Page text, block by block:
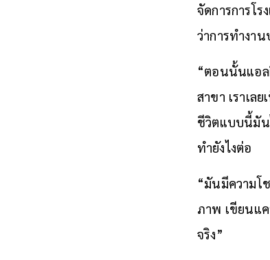
จัดการการโ
ว่าการทำงา
“ตอนนั้นแอล
สาขา เราเล
ชีวิตแบบนี้มัน
ทำยังไงต่อ
“มันมีความโ
ภาพ เขียนแ
จริง”